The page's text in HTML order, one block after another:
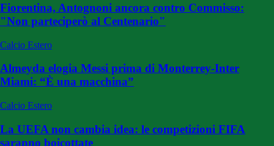
Fiorentina, Antognoni ancora contro Commisso:
"Non parteciperò al Centenario"
Calcio Estero
Almeyda elogia Messi prima di Monterrey-Inter
Miami: “È una macchina”
Calcio Estero
La UEFA non cambia idea: le competizioni FIFA
saranno boicottate